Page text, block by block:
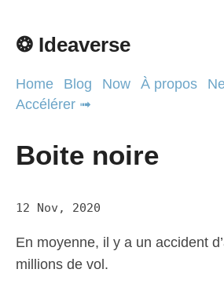
❂ Ideaverse
Home Blog Now À propos
Accélérer ➟
Boite noire
12 Nov, 2020
En moyenne, il y a un accident
millions de vol.